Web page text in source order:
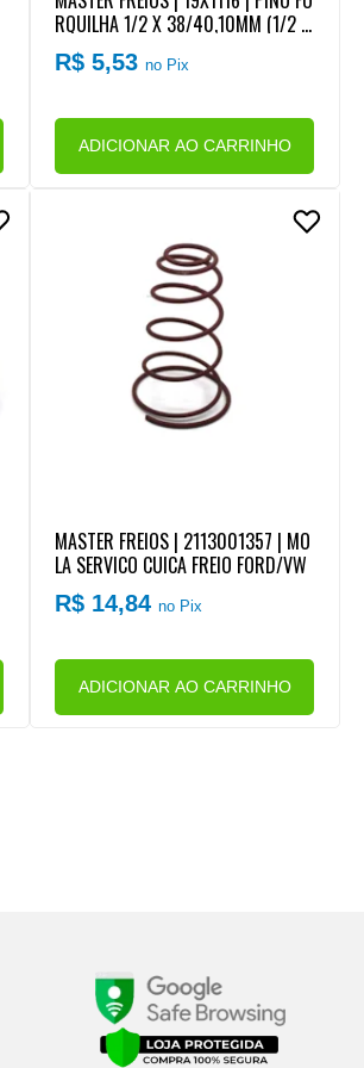
RQUILHA 1/2 X 38/40,10MM (1/2 =
12,70X38/40,10MM) HASTE CUICA
FREIO FORD/VW/MB
R$ 5,53no Pix
ADICIONAR AO CARRINHO
MASTER FREIOS | 2113001357 | MO
LA SERVICO CUICA FREIO FORD/VW
R$ 14,84no Pix
ADICIONAR AO CARRINHO